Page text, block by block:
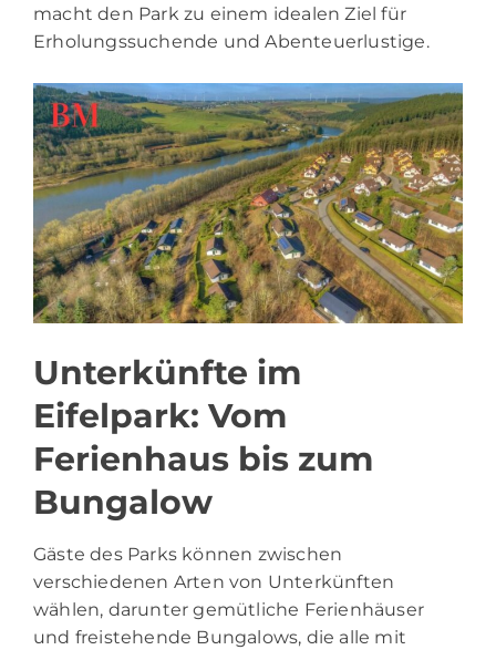
macht den Park zu einem idealen Ziel für
Erholungssuchende und Abenteuerlustige.
Unterkünfte im
Eifelpark: Vom
Ferienhaus bis zum
Bungalow
Gäste des Parks können zwischen
verschiedenen Arten von Unterkünften
wählen, darunter gemütliche Ferienhäuser
und freistehende Bungalows, die alle mit